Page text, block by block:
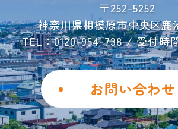
お問い合わせ
ご解約フォーム
個人情報保護方針
Instagram
〒252-5252
神奈川県相模原市中央区鹿
TEL：0120-954-738 / 受付時
お問い合わせ